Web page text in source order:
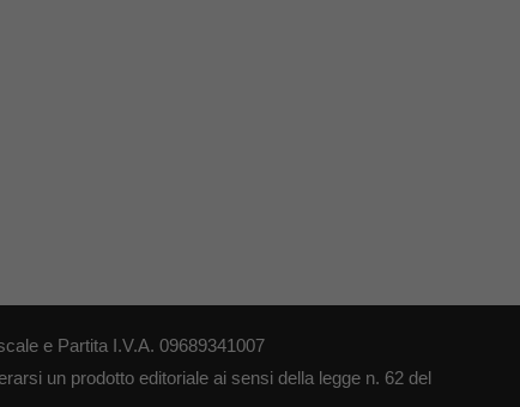
e Partita I.V.A. 09689341007
un prodotto editoriale ai sensi della legge n. 62 del